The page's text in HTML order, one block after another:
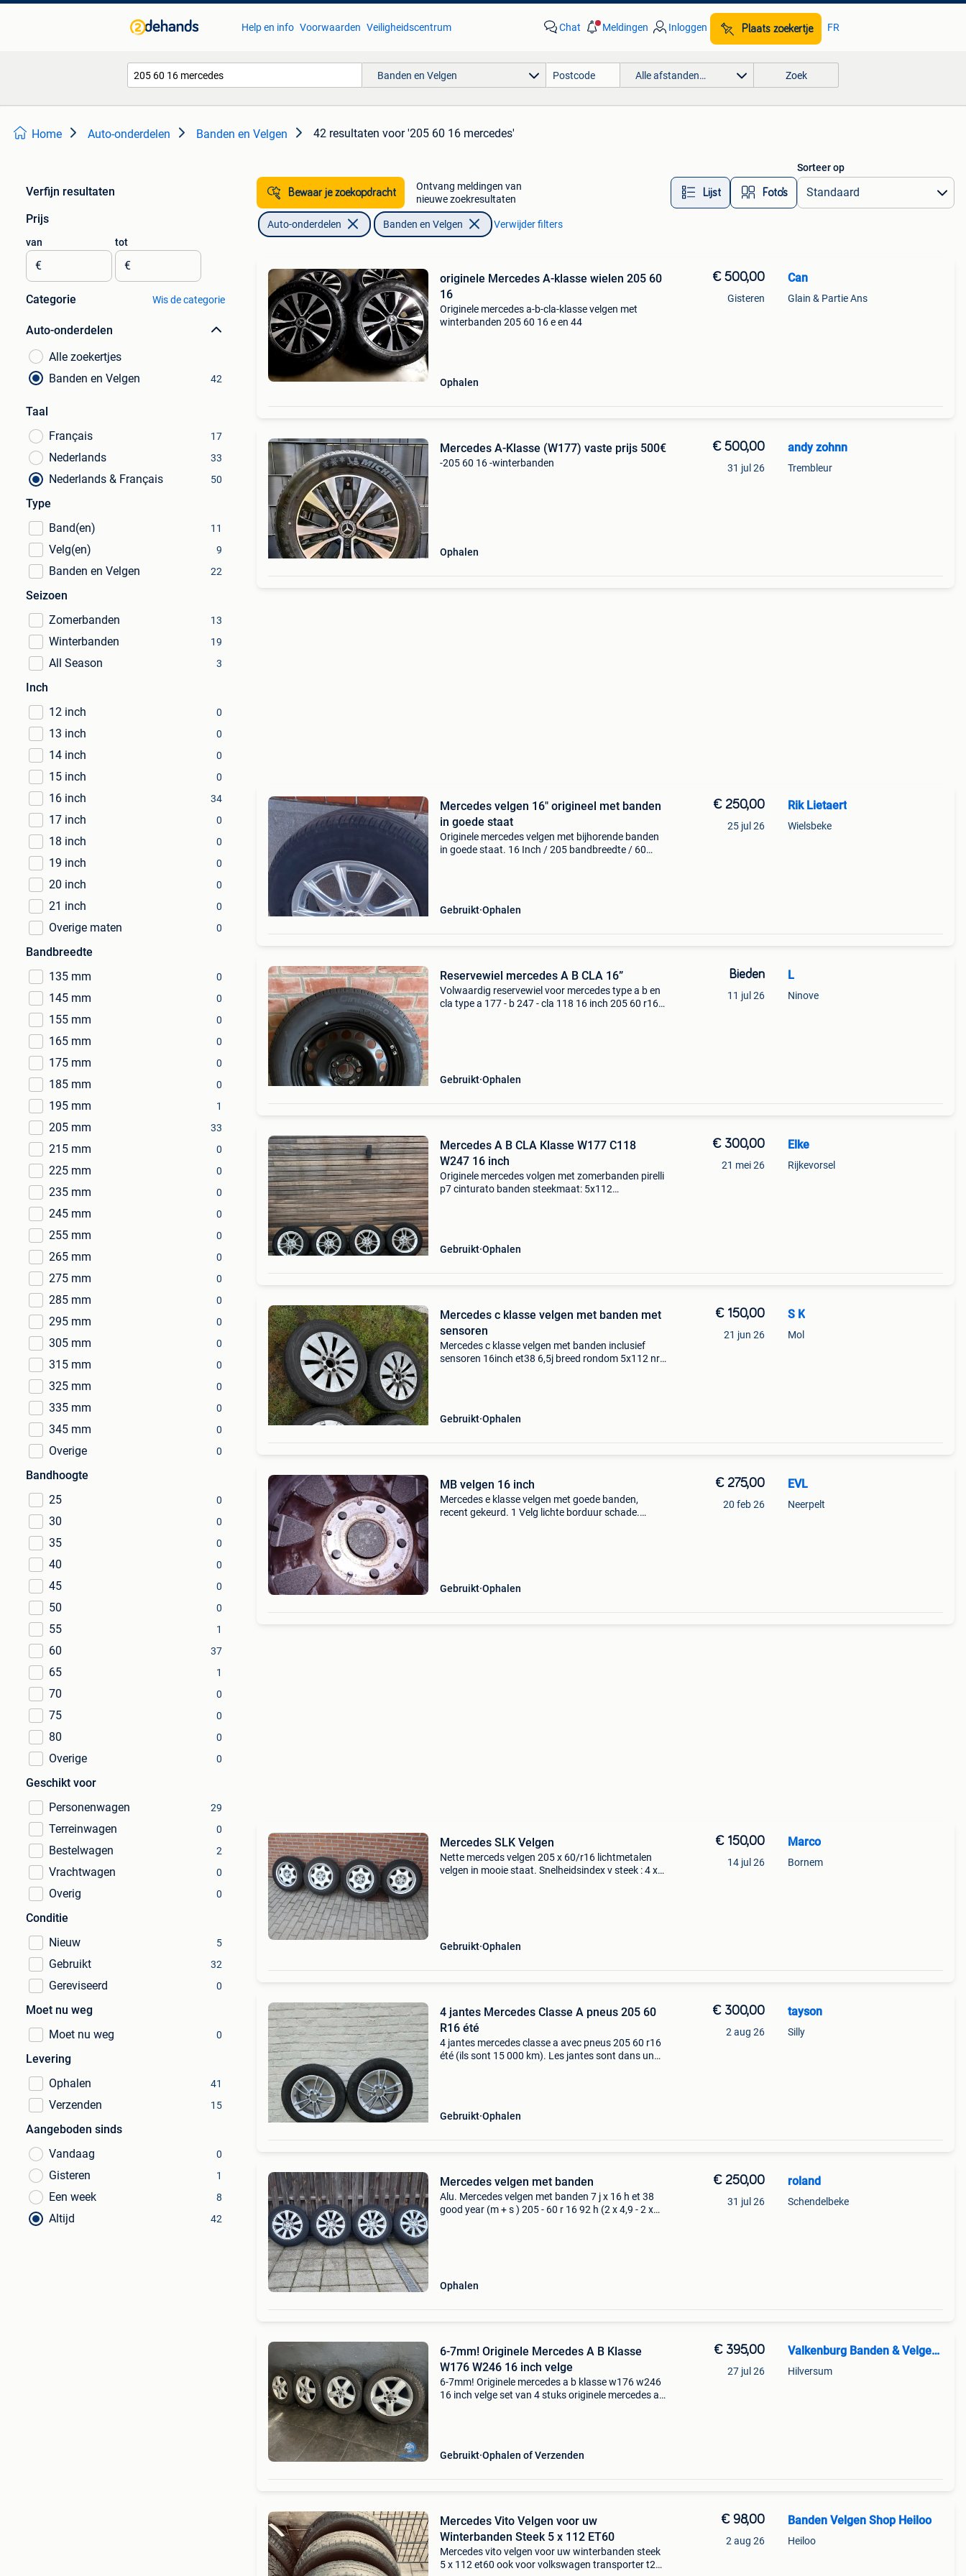
Help en info Voorwaarden Veiligheidscentrum Chat Meldingen Inloggen Plaats zoekertje FR
Banden en Velgen Alle afstanden… Zoek
Home Auto-onderdelen Banden en Velgen 42 resultaten voor '205 60 16 mercedes'
Verfijn resultaten
Prijs
van
€
tot
€
Categorie Wis de categorie
Auto-onderdelen
Alle zoekertjes
Banden en Velgen
42
Taal
Français
17
Nederlands 33
Nederlands & Français 50
Type
Band(en)
11
Velg(en) 9
Banden en Velgen 22
Seizoen
Zomerbanden
13
Winterbanden 19
All Season 3
Inch
12 inch
0
13 inch 0
14 inch 0
15 inch 0
16 inch 34
17 inch 0
18 inch 0
19 inch 0
20 inch 0
21 inch 0
Overige maten 0
Bandbreedte
135 mm
0
145 mm 0
155 mm 0
165 mm 0
175 mm 0
185 mm 0
195 mm 1
205 mm 33
215 mm 0
225 mm 0
235 mm 0
245 mm 0
255 mm 0
265 mm 0
275 mm 0
285 mm 0
295 mm 0
305 mm 0
315 mm 0
325 mm 0
335 mm 0
345 mm 0
Overige 0
Bandhoogte
25
0
30 0
35 0
40 0
45 0
50 0
55 1
60 37
65 1
70 0
75 0
80 0
Overige 0
Geschikt voor
Personenwagen
29
Terreinwagen 0
Bestelwagen 2
Vrachtwagen 0
Overig 0
Conditie
Nieuw
5
Gebruikt 32
Gereviseerd 0
Moet nu weg
Moet nu weg
0
Levering
Ophalen
41
Verzenden 15
Aangeboden sinds
Vandaag
0
Gisteren 1
Een week 8
Altijd 42
Bewaar je zoekopdracht
Ontvang meldingen van
nieuwe zoekresultaten
Lijst Foto’s
Sorteer op
Auto-onderdelen Banden en Velgen Verwijder filters
originele Mercedes A-klasse wielen 205 60
16
Originele mercedes a-b-cla-klasse velgen met
winterbanden 205 60 16 e en 44
Ophalen
€ 500,00
Gisteren
Can
Glain & Partie Ans
Mercedes A-Klasse (W177) vaste prijs 500€
-205 60 16 -winterbanden
Ophalen
€ 500,00
31 jul 26
andy zohnn
Trembleur
Mercedes velgen 16" origineel met banden
in goede staat
Originele mercedes velgen met bijhorende banden
in goede staat. 16 Inch / 205 bandbreedte / 60
Gebruikt Ophalen
€ 250,00
25 jul 26
Rik Lietaert
Wielsbeke
Reservewiel mercedes A B CLA 16”
Volwaardig reservewiel voor mercedes type a b en
cla type a 177 - b 247 - cla 118 16 inch 205 60 r16
Gebruikt Ophalen
Bieden
11 jul 26
L
Ninove
Mercedes A B CLA Klasse W177 C118
W247 16 inch
Originele mercedes volgen met zomerbanden pirelli
p7 cinturato banden steekmaat: 5x112
Gebruikt Ophalen
€ 300,00
21 mei 26
Elke
Rijkevorsel
Mercedes c klasse velgen met banden met
sensoren
Mercedes c klasse velgen met banden inclusief
sensoren 16inch et38 6,5j breed rondom 5x112 nr
Gebruikt Ophalen
€ 150,00
21 jun 26
S K
Mol
MB velgen 16 inch
Mercedes e klasse velgen met goede banden,
recent gekeurd. 1 Velg lichte borduur schade.
Gebruikt Ophalen
€ 275,00
20 feb 26
EVL
Neerpelt
Mercedes SLK Velgen
Nette merceds velgen 205 x 60/r16 lichtmetalen
velgen in mooie staat. Snelheidsindex v steek : 4 x
Gebruikt Ophalen
€ 150,00
14 jul 26
Marco
Bornem
4 jantes Mercedes Classe A pneus 205 60
R16 été
4 jantes mercedes classe a avec pneus 205 60 r16
été (ils sont 15 000 km). Les jantes sont dans un
Gebruikt Ophalen
€ 300,00
2 aug 26
tayson
Silly
Mercedes velgen met banden
Alu. Mercedes velgen met banden 7 j x 16 h et 38
good year (m + s ) 205 - 60 r 16 92 h (2 x 4,9 - 2 x
Ophalen
€ 250,00
31 jul 26
roland
Schendelbeke
6-7mm! Originele Mercedes A B Klasse
W176 W246 16 inch velge
6-7mm! Originele mercedes a b klasse w176 w246
16 inch velge set van 4 stuks originele mercedes a-
Gebruikt Ophalen of Verzenden
€ 395,00
27 jul 26
Valkenburg Banden & Velgen B.V.
Hilversum
Mercedes Vito Velgen voor uw
Winterbanden Steek 5 x 112 ET60
Mercedes vito velgen voor uw winterbanden steek
5 x 112 et60 ook voor volkswagen transporter t2
€ 98,00
2 aug 26
Banden Velgen Shop Heiloo
Heiloo